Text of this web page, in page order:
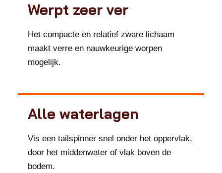
Werpt zeer ver
Het compacte en relatief zware lichaam
maakt verre en nauwkeurige worpen
mogelijk.
Alle waterlagen
Vis een tailspinner snel onder het oppervlak,
door het middenwater of vlak boven de
bodem.